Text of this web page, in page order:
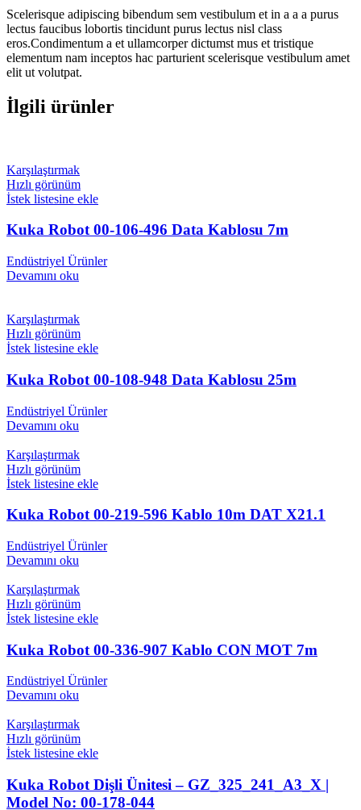
Scelerisque adipiscing bibendum sem vestibulum et in a a a purus
lectus faucibus lobortis tincidunt purus lectus nisl class
eros.Condimentum a et ullamcorper dictumst mus et tristique
elementum nam inceptos hac parturient scelerisque vestibulum amet
elit ut volutpat.
İlgili ürünler
Karşılaştırmak
Hızlı görünüm
İstek listesine ekle
Kuka Robot 00-106-496 Data Kablosu 7m
Endüstriyel Ürünler
Devamını oku
Karşılaştırmak
Hızlı görünüm
İstek listesine ekle
Kuka Robot 00-108-948 Data Kablosu 25m
Endüstriyel Ürünler
Devamını oku
Karşılaştırmak
Hızlı görünüm
İstek listesine ekle
Kuka Robot 00-219-596 Kablo 10m DAT X21.1
Endüstriyel Ürünler
Devamını oku
Karşılaştırmak
Hızlı görünüm
İstek listesine ekle
Kuka Robot 00-336-907 Kablo CON MOT 7m
Endüstriyel Ürünler
Devamını oku
Karşılaştırmak
Hızlı görünüm
İstek listesine ekle
Kuka Robot Dişli Ünitesi – GZ_325_241_A3_X |
Model No: 00-178-044